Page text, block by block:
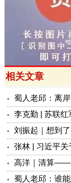
相关文章
蜀人老邱：离
刘振起｜想到
张林 | 习近平
高洋｜清算——